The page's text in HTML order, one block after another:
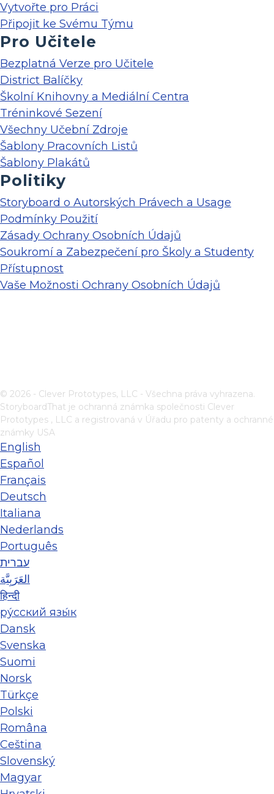
Vytvořte pro Práci
Připojit ke Svému Týmu
Pro Učitele
Bezplatná Verze pro Učitele
District Balíčky
Školní Knihovny a Mediální Centra
Tréninkové Sezení
Všechny Učební Zdroje
Šablony Pracovních Listů
Šablony Plakátů
Politiky
Storyboard o Autorských Právech a Usage
Podmínky Použití
Zásady Ochrany Osobních Údajů
Soukromí a Zabezpečení pro Školy a Studenty
Přístupnost
Vaše Možnosti Ochrany Osobních Údajů
© 2026 - Clever Prototypes, LLC - Všechna práva vyhrazena.
StoryboardThat je ochranná známka společnosti Clever
Prototypes , LLC a registrovaná v Úřadu pro patenty a ochranné
známky USA
English
Español
Français
Deutsch
Italiana
Nederlands
Português
עברית
العَرَبِيَّة
हिन्दी
ру́сский язы́к
Dansk
Svenska
Suomi
Norsk
Türkçe
Polski
Româna
Ceština
Slovenský
Magyar